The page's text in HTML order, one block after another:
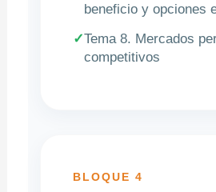
beneficio y opciones
✓Tema 8. Mercados
competitivos
BLOQUE 4